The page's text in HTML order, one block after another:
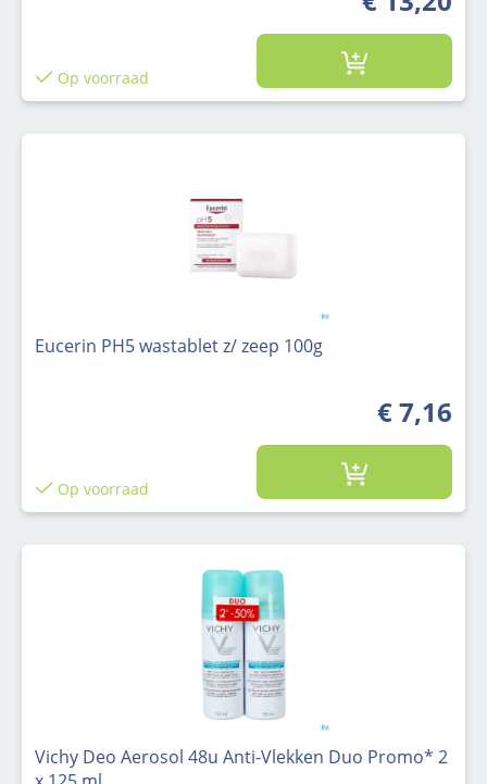
Op voorraad
Eucerin PH5 wastablet z/ zeep 100g
€ 7,16
Op voorraad
Vichy Deo Aerosol 48u Anti-Vlekken Duo Promo* 2